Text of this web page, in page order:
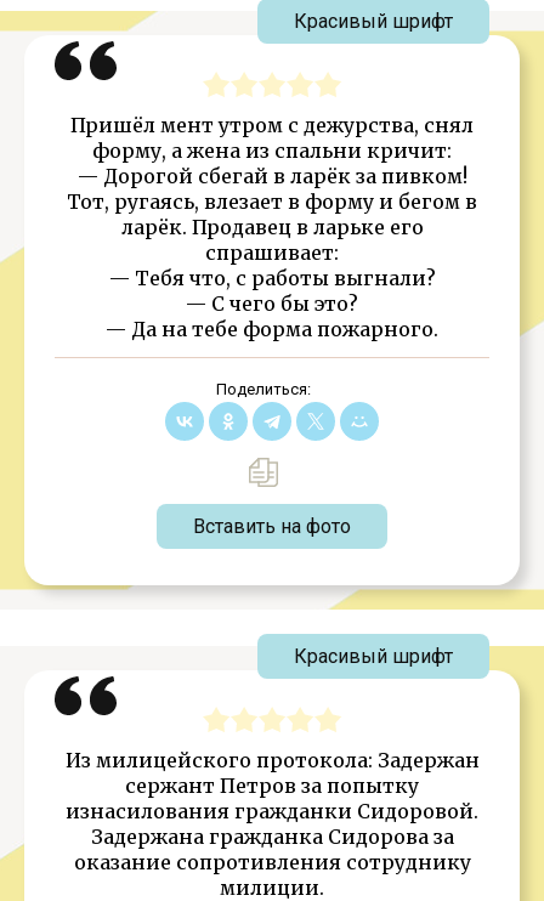
Пришёл мент утром с дежурства, снял
форму, а жена из спальни кричит:
— Дорогой сбегай в ларёк за пивком!
Тот, ругаясь, влезает в форму и бегом в
ларёк. Продавец в ларьке его
спрашивает:
— Тебя что, с работы выгнали?
— С чего бы это?
— Да на тебе форма пожарного.
Поделиться:
Вставить на фото
Красивый шрифт
Из милицейского протокола: Задержан
сержант Петров за попытку
изнасилования гражданки Сидоровой.
Задержана гражданка Сидорова за
оказание сопротивления сотруднику
милиции.
Красивый шрифт